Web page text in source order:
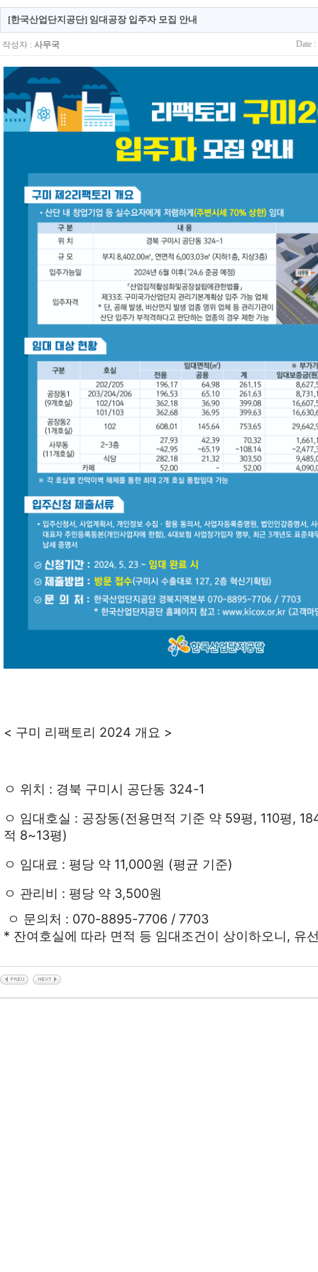
[한국산업단지공단] 임대공장 입주자 모집 안내
작성자 : 사무국 Date :
< 구미 리팩토리 2024 개요 >
ㅇ 위치 : 경북 구미시 공단동 324-1
ㅇ 임대호실 : 공장동(전용면적 기준 약 59평, 110평,
적 8~13평)
ㅇ 임대료 : 평당 약 11,000원 (평균 기준)
ㅇ 관리비 : 평당 약 3,500원
ㅇ 문의처 : 070-8895-7706 / 7703
* 잔여호실에 따라 면적 등 임대조건이 상이하오니, 유